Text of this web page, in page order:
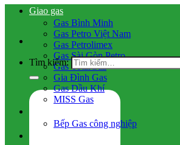
Tìm kiếm:
Giao gas
Gas Bình Minh
Gas Petro Việt Nam
Gas Petrolimex
Gas Sài Gòn Petro
Gas TotalGaz
Gia Đình Gas
Gas Dầu Khí
MISS Gas
Bếp Gas công nghiệp